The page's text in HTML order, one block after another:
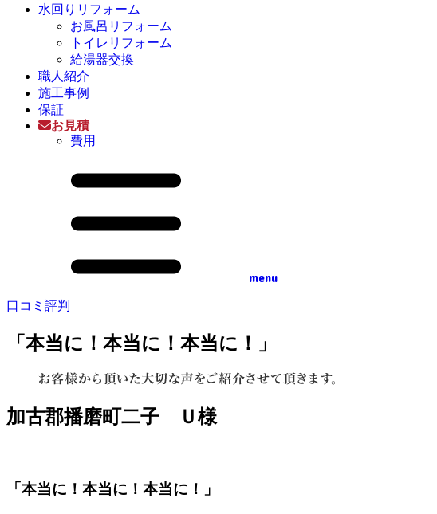
水回りリフォーム
お風呂リフォーム
トイレリフォーム
給湯器交換
職人紹介
施工事例
保証
お見積
費用
menu
口コミ評判
「本当に！本当に！本当に！」
加古郡播磨町二子 Ｕ様
「本当に！本当に！本当に！」